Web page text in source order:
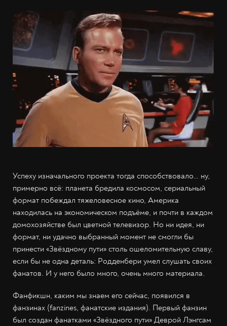
Успеху изначального проекта тогда способствовало… ну,
примерно всё: планета бредила космосом, сериальный
формат побеждал тяжеловесное кино, Америка
находилась на экономическом подъёме, и почти в каждом
домохозяйстве был цветной телевизор. Но ни идея, ни
формат, ни удачно выбранный момент не смогли бы
принести «Звёздному пути» столь ошеломительную славу,
если бы не одна деталь: Родденбери умел слушать своих
фанатов. И у него было много, очень много материала.
Фанфикшн, каким мы знаем его сейчас, появился в
фанзинах (fanzines, фанатские издания). Первый фанзин
был создан фанатками «Звёздного пути» Деврой Лэнгсам